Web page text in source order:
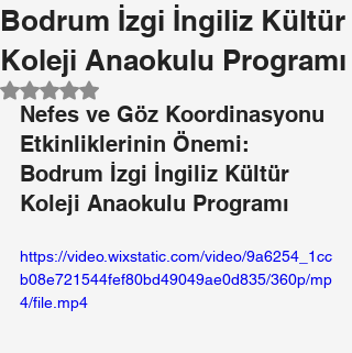
Bodrum İzgi İngiliz Kültür
Koleji Anaokulu Programı
5 üzerinden NaN yıldız
Nefes ve Göz Koordinasyonu
Etkinliklerinin Önemi:
Bodrum İzgi İngiliz Kültür
Koleji Anaokulu Programı
https://video.wixstatic.com/video/9a6254_1cc
b08e721544fef80bd49049ae0d835/360p/mp
4/file.mp4